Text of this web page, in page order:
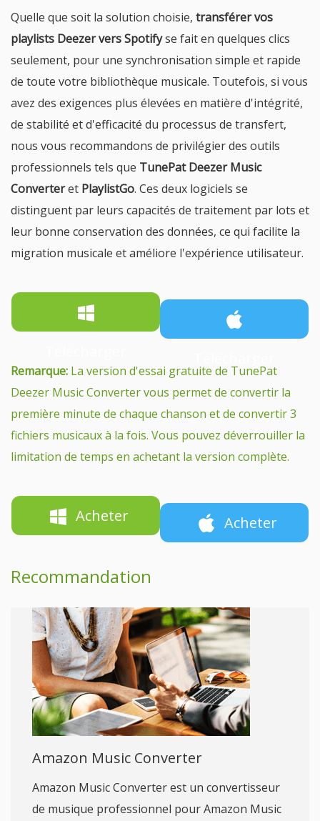
Quelle que soit la solution choisie, transférer vos
playlists Deezer vers Spotifyse fait en quelques clics
seulement, pour une synchronisation simple et rapide
de toute votre bibliothèque musicale. Toutefois, si vous
avez des exigences plus élevées en matière d'intégrité,
de stabilité et d'efficacité du processus de transfert,
nous vous recommandons de privilégier des outils
professionnels tels que TunePat Deezer Music
Converteret PlaylistGo. Ces deux logiciels se
distinguent par leurs capacités de traitement par lots et
leur bonne conservation des données, ce qui facilite la
migration musicale et améliore l'expérience utilisateur.
Remarque: La version d'essai gratuite de TunePat
Deezer Music Converter vous permet de convertir la
première minute de chaque chanson et de convertir 3
fichiers musicaux à la fois. Vous pouvez déverrouiller la
limitation de temps en achetant la version complète.
Acheter Acheter
Recommandation
Amazon Music Converter
Amazon Music Converter est un convertisseur
de musique professionnel pour Amazon Music